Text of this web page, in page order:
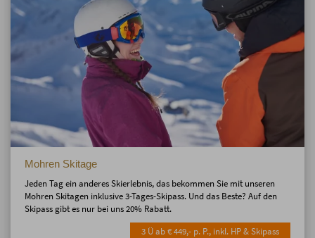
Mohren Skitage
Jeden Tag ein anderes Skierlebnis, das bekommen Sie mit unseren
Mohren Skitagen inklusive 3-Tages-Skipass. Und das Beste? Auf den
Skipass gibt es nur bei uns 20% Rabatt.
3 Ü ab € 449,- p. P., inkl. HP & Skipass